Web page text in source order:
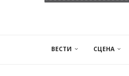
ВЕСТИ СЦЕНА